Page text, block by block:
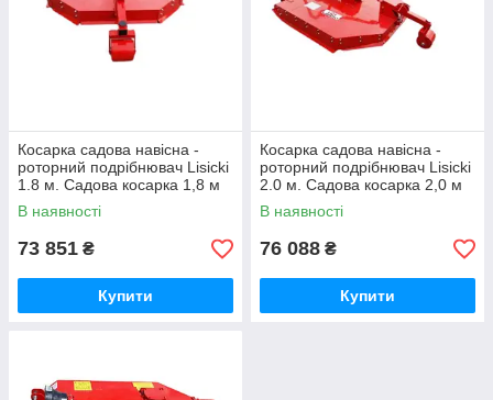
Косарка садова навісна -
роторний подрібнювач Lisicki
1.8 м. Садова косарка 1,8 м
польська LS.
В наявності
73 851 ₴
Купити
Косарка садова навісна -
роторний подрібнювач Lisicki
2.0 м. Садова косарка 2,0 м
польська LS.
В наявності
76 088 ₴
Купити